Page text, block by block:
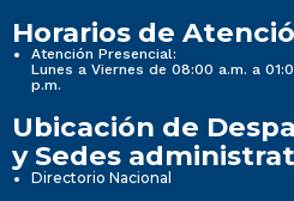
Horarios de
Atención Presencial:
Lunes a Viernes de 08:00 a.m. a
p.m.
Ubicación de
y Sedes
Directorio Nacional